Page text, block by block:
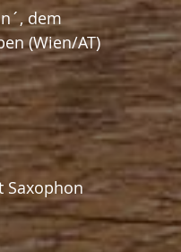
dem
(Wien/AT)
Saxophon